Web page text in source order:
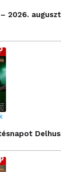
2026.